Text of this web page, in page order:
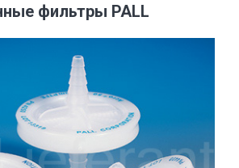
фильтры PALL